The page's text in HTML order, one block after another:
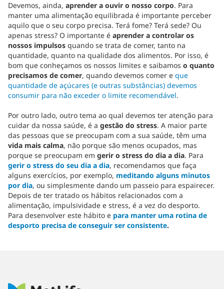
Devemos, ainda, aprender a ouvir o nosso corpo. Para
manter uma alimentação equilibrada é importante perceber
aquilo que o seu corpo precisa. Terá fome? Terá sede? Ou
apenas stress? O importante é aprender a controlar os
nossos impulsos quando se trata de comer, tanto na
quantidade, quanto na qualidade dos alimentos. Por isso, é
bom que conheçamos os nossos limites e saibamos o quanto
precisamos de comer, quando devemos comer e que
quantidade de açúcares (e outras substâncias) devemos
consumir para não exceder o limite recomendável.
Por outro lado, outro tema ao qual devemos ter atenção para
cuidar da nossa saúde, é a gestão do stress. A maior parte
das pessoas que se preocupam com a sua saúde, têm uma
vida mais calma, não porque são menos ocupados, mas
porque se preocupam em gerir o stress do dia a dia. Para
gerir o stress do seu dia a dia, recomendamos que faça
alguns exercícios, por exemplo, meditando alguns minutos
por dia, ou simplesmente dando um passeio para espairecer.
Depois de ter tratado os hábitos relacionados com a
alimentação, impulsividade e stress, é a vez do desporto.
Para desenvolver este hábito e para manter uma rotina de
desporto precisa de conseguir ser consistente.